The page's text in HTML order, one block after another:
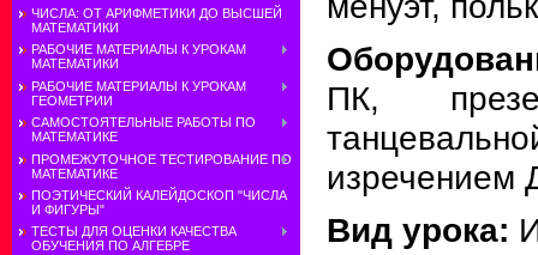
ЧИСЛА: ОТ АРИФМЕТИКИ ДО ВЫСШЕЙ
МАТЕМАТИКИ
РАБОЧИЕ МАТЕРИАЛЫ К УРОКАМ
МАТЕМАТИКИ
РАБОЧИЕ МАТЕРИАЛЫ К УРОКАМ
ГЕОМЕТРИИ
САМОСТОЯТЕЛЬНЫЕ РАБОТЫ ПО
МАТЕМАТИКЕ
ПРОМЕЖУТОЧНОЕ ТЕСТИРОВАНИЕ ПО
МАТЕМАТИКЕ
ПОЭТИЧЕСКИЙ КАЛЕЙДОСКОП "ЧИСЛА
И ФИГУРЫ"
ТЕСТЫ ДЛЯ ОЦЕНКИ КАЧЕСТВА
ОБУЧЕНИЯ ПО АЛГЕБРЕ
ПК,
изречением
Вид урока: